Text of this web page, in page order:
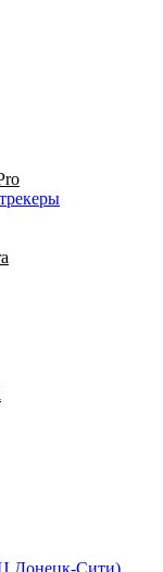
Донецк-Сити)